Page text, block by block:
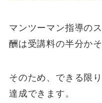
マンツーマン指導の
酬は受講料の半分か
そのため、できる限
達成できます。